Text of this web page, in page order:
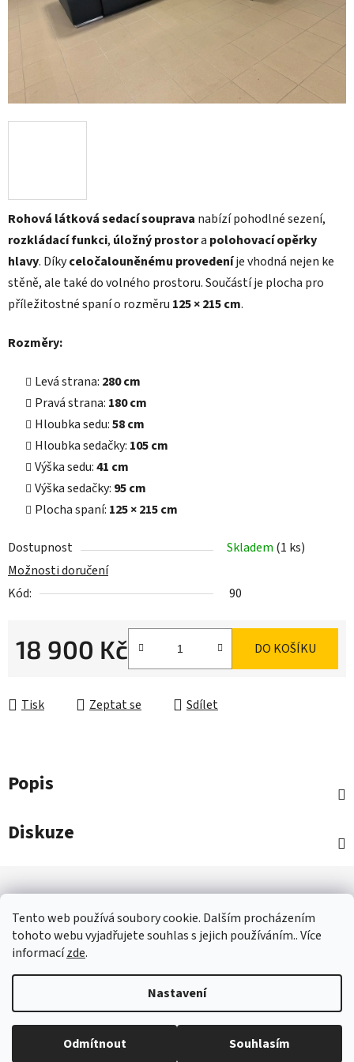
Tento web používá soubory cookie. Dalším procházením
tohoto webu vyjadřujete souhlas s jejich používáním.. Více
informacízde.
Nastavení
Odmítnout Souhlasím
Rohová látková sedací souprava nabízí pohodlné sezení,
rozkládací funkci, úložný prostora polohovací opěrky
hlavy. Díkyceločalouněnému provedeníje vhodná nejen ke
stěně, ale také do volného prostoru. Součástí je plocha pro
příležitostné spaní o rozměru 125 × 215 cm.
Rozměry:
Levá strana: 280 cm
Pravá strana: 180 cm
Hloubka sedu:58 cm
Hloubka sedačky: 105 cm
Výška sedu:41 cm
Výška sedačky: 95 cm
Plocha spaní: 125 × 215 cm
Dostupnost Skladem (1 ks)
Možnosti doručení
Kód:
90
18 900 Kč DO KOŠÍKU
Tisk Zeptat se Sdílet
Popis
Diskuze
á
OBCHOD - IVANČICE
OBCHODNÍ PODMÍNKY GDPR KONTAKTY
Vytvořil Shoptet
Copyright 2026Nábytek Ron - Ivančice. Všechna práva